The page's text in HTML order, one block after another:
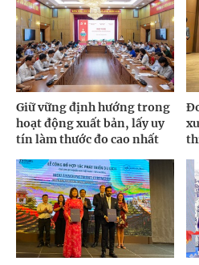
Giữ vững định hướng trong
hoạt động xuất bản, lấy uy
tín làm thước đo cao nhất